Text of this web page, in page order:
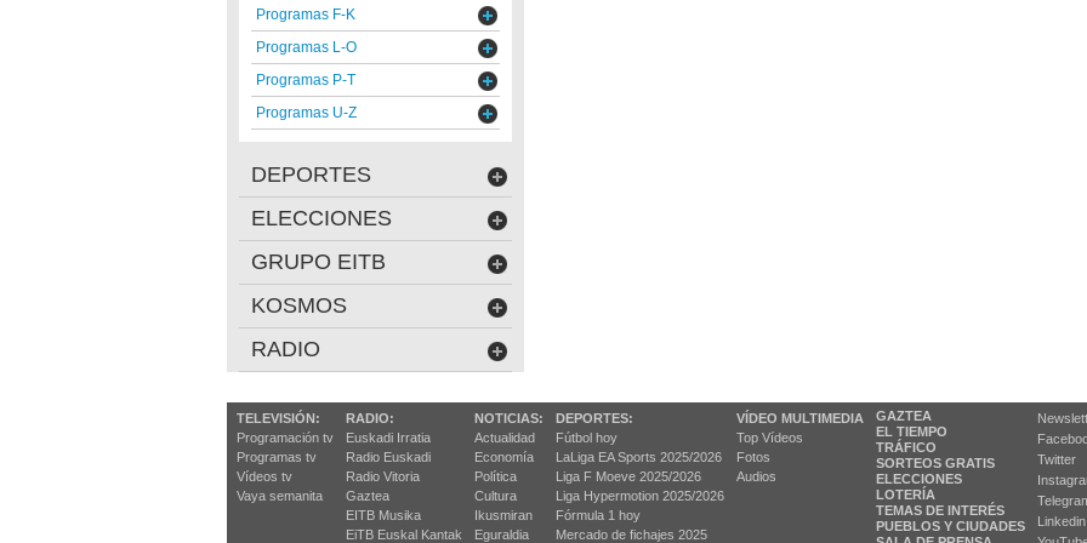
Programas F-K
Programas L-O
Programas P-T
Programas U-Z
DEPORTES
ELECCIONES
GRUPO EITB
KOSMOS
RADIO
TELEVISIÓN:
Programación tv
Programas tv
Vídeos tv
Vaya semanita
RADIO:
Euskadi Irratia
Radio Euskadi
Radio Vitoria
Gaztea
EITB Musika
EiTB Euskal Kantak
NOTICIAS:
Actualidad
Economía
Política
Cultura
Ikusmiran
Eguraldia
DEPORTES:
Fútbol hoy
LaLiga EA Sports 2025/2026
Liga F Moeve 2025/2026
Liga Hypermotion 2025/2026
Fórmula 1 hoy
Mercado de fichajes 2025
VÍDEO MULTIMEDIA
Top Vídeos
Fotos
Audios
GAZTEA
EL TIEMPO
TRÁFICO
SORTEOS GRATIS
ELECCIONES
LOTERÍA
TEMAS DE INTERÉS
PUEBLOS Y CIUDADES
Twitter
Linkedin